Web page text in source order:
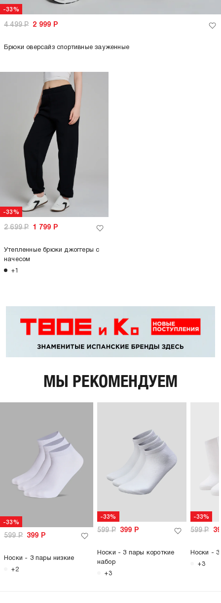
-33%
4 499Р 2 999 Р
Брюки оверсайз спортивные зауженные
-33%
2 699Р 1 799 Р
Утепленные брюки джоггеры с
начесом
+1
МЫ РЕКОМЕНДУЕМ
-33%
599Р 399 Р
Носки - 3 пары низкие
+2
-33%
599Р 399 Р
Носки - 3 пары короткие
набор
+3
-33%
599Р
Носки - 3
+3